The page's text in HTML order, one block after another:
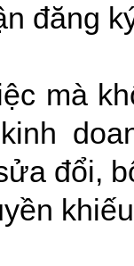
đăng
mà
đổi,